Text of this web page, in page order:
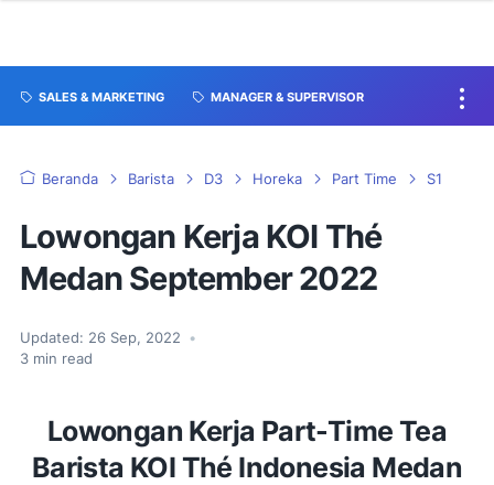
SALES & MARKETING MANAGER & SUPERVISOR
Beranda Barista D3 Horeka Part Time S1
Lowongan Kerja KOI Thé
Medan September 2022
Updated: 26 Sep, 2022
•
3 min read
Lowongan Kerja Part-Time Tea
Barista KOI Thé Indonesia Medan